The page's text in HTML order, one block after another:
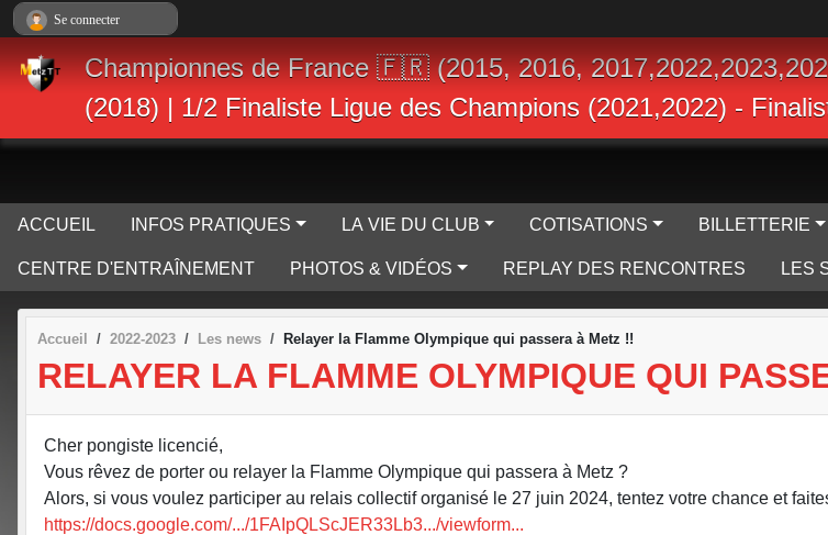
Championnes de France 🇫🇷 (2015, 2016,
(2018) | 1/2 Finaliste Ligue des Champions (2021,2022) -
ACCUEIL INFOS PRATIQUES LA VIE DU CLUB COTISATIONS BILLETTERIE
CENTRE D'ENTRAÎNEMENT PHOTOS & VIDÉOS REPLAY DES RENCONTRES LES
Accueil 2022-2023 Les news Relayer la Flamme Olympique qui passera à Metz !!
RELAYER LA FLAMME OLYMPIQUE QUI
Cher pongiste licencié,
Vous rêvez de porter ou relayer la Flamme Olympique qui passera à Metz ?
Alors, si vous voulez participer au relais collectif organisé le 27 juin 2024, tentez votre chance et
https://docs.google.com/.../1FAIpQLScJER33Lb3.../viewform...
Se connecter
Panneau de gestion des cookies